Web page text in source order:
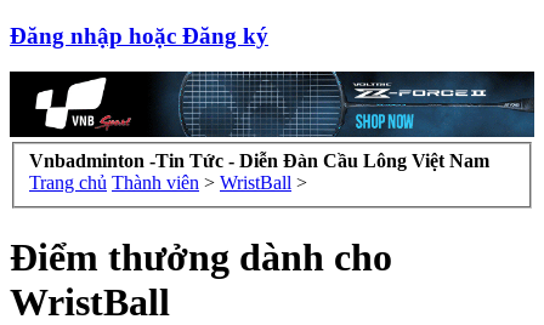
Đăng nhập hoặc Đăng ký
Vnbadminton -Tin Tức - Diễn Đàn Cầu Lông Việt Nam
Trang chủ Thành viên > WristBall >
Điểm thưởng dành cho
WristBall